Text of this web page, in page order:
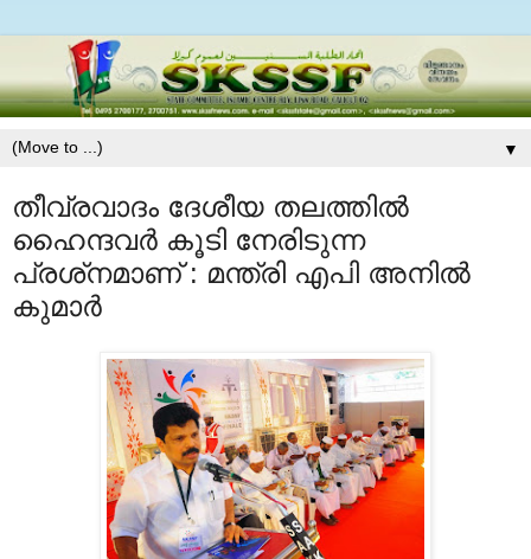
▼
തീവ്രവാദം ദേശീയ തലത്തില്‍
ഹൈന്ദവര്‍ കൂടി നേരിടുന്ന
പ്രശ്‌നമാണ് : മന്ത്രി എപി അനില്‍
കുമാര്‍